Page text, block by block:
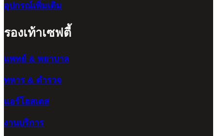
อุปกรณ์เพิ่มเติม
รองเท้าเซฟตี้
แพทย์ & พยาบาล
ทหาร & ตำรวจ
แอร์โฮสเตส
งานบริการ